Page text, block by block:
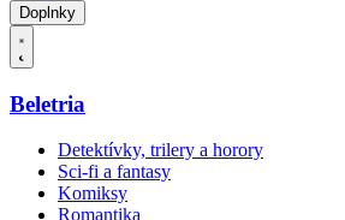
Doplnky
Beletria
Detektívky, trilery a horory
Sci-fi a fantasy
Komiksy
Romantika